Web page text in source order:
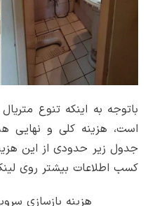
باتوجه به اینکه تنوع
است، هزینه کلی و نهایی
جدول زیر حدودی از این
کسب اطلاعات بیشتر روی
هزینه بازسازی